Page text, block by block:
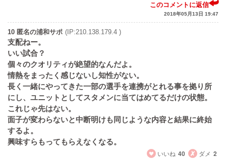
このコメントに返信
2018年05月13日 19:47
10 匿名の浦和サポ (IP:210.138.179.4 )
支配ねー。
いい試合？
個々のクオリティが絶望的なんだよ。
情熱をまったく感じないし知性がない。
長く一緒にやってきた一部の選手を連携がとれる事を拠り所
にし、ユニットとしてスタメンに当てはめてるだけの状態。
これじゃ先はない。
面子が変わらないと中断明けも同じような内容と結果に終始
するよ。
興味すらもってもらえなくなる。
いいね 40 ダメ 2